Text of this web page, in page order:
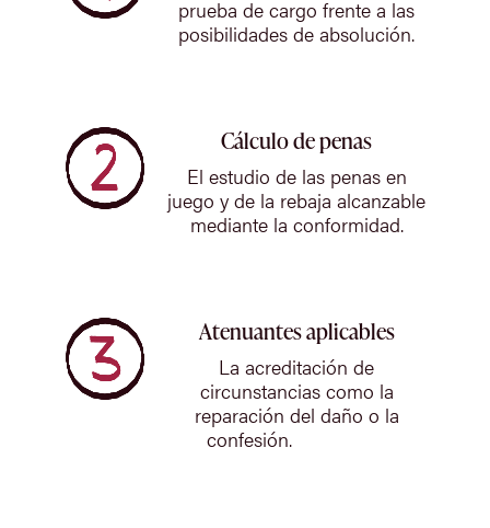
prueba de cargo frente a las
posibilidades de absolución.
Cálculo de penas
El estudio de las penas en
juego y de la rebaja alcanzable
mediante la conformidad.
Atenuantes aplicables
La acreditación de
circunstancias como la
reparación del daño o la
confesión.